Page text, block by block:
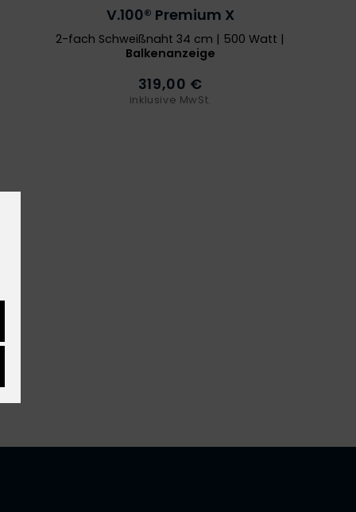
V.100® Premium X
2-fach Schweißnaht 34 cm | 500 Watt |
Balkenanzeige
319,00 €
inklusive MwSt.